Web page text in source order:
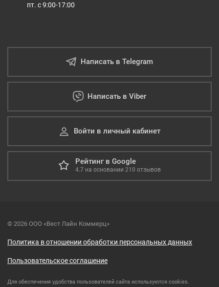
пт. с 9:00-17:00
Написать в Telegram
Написать в Viber
Войти в личный кабинет
Рейтинг в Google
4.7 на основании 210 отзывов
© 2026 ООО «Вест Лайн Коммерц»
Политика в отношении обработки персональных данных
Пользовательское соглашение
Для обеспечения удобства пользователей сайта используются cookies.